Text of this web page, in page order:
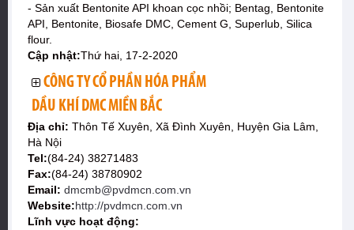
- Sản xuất Bentonite API khoan cọc nhồi; Bentag, Bentonite
API, Bentonite, Biosafe DMC, Cement G, Superlub, Silica
flour.
Cập nhật:Thứ hai, 17-2-2020
CÔNG TY CỔ PHẦN HÓA PHẨM
DẦU KHÍ DMC MIỀN BẮC
Địa chỉ: Thôn Tế Xuyên, Xã Đình Xuyên, Huyện Gia Lâm,
Hà Nội
Tel:(84-24) 38271483
Fax:(84-24) 38780902
Email: dmcmb@pvdmcn.com.vn
Website:http://pvdmcn.com.vn
Lĩnh vực hoạt động: